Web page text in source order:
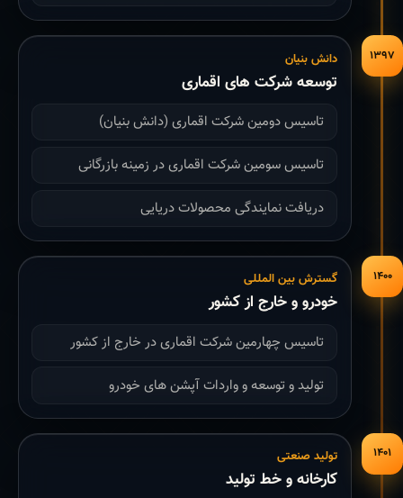
۱۳۹۷ دانش بنیان
توسعه شرکت های اقماری
تاسیس دومین شرکت اقماری (دانش بنیان)
تاسیس سومین شرکت اقماری در زمینه بازرگانی
دریافت نمایندگی محصولات دریایی
۱۴۰۰ گسترش بین المللی
خودرو و خارج از کشور
تاسیس چهارمین شرکت اقماری در خارج از کشور
تولید و توسعه و واردات آپشن های خودرو
۱۴۰۱ تولید صنعتی
کارخانه و خط تولید